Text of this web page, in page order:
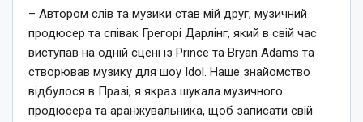
– Автором слів та музики став мій друг, музичний
продюсер та співак Грегорі Дарлінг, який в свій час
виступав на одній сцені із Prince та Bryan Adams та
створював музику для шоу Idol. Наше знайомство
відбулося в Празі, я якраз шукала музичного
продюсера та аранжувальника, щоб записати свій